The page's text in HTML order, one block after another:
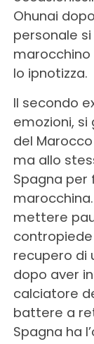
Ohunai
personale
marocchino
lo ipnotizza.
Il secondo
emozioni,
del
ma allo
Spagna
marocchina.
mettere
contropiede
recupero di
dopo aver
calciatore
battere a
Spagna ha